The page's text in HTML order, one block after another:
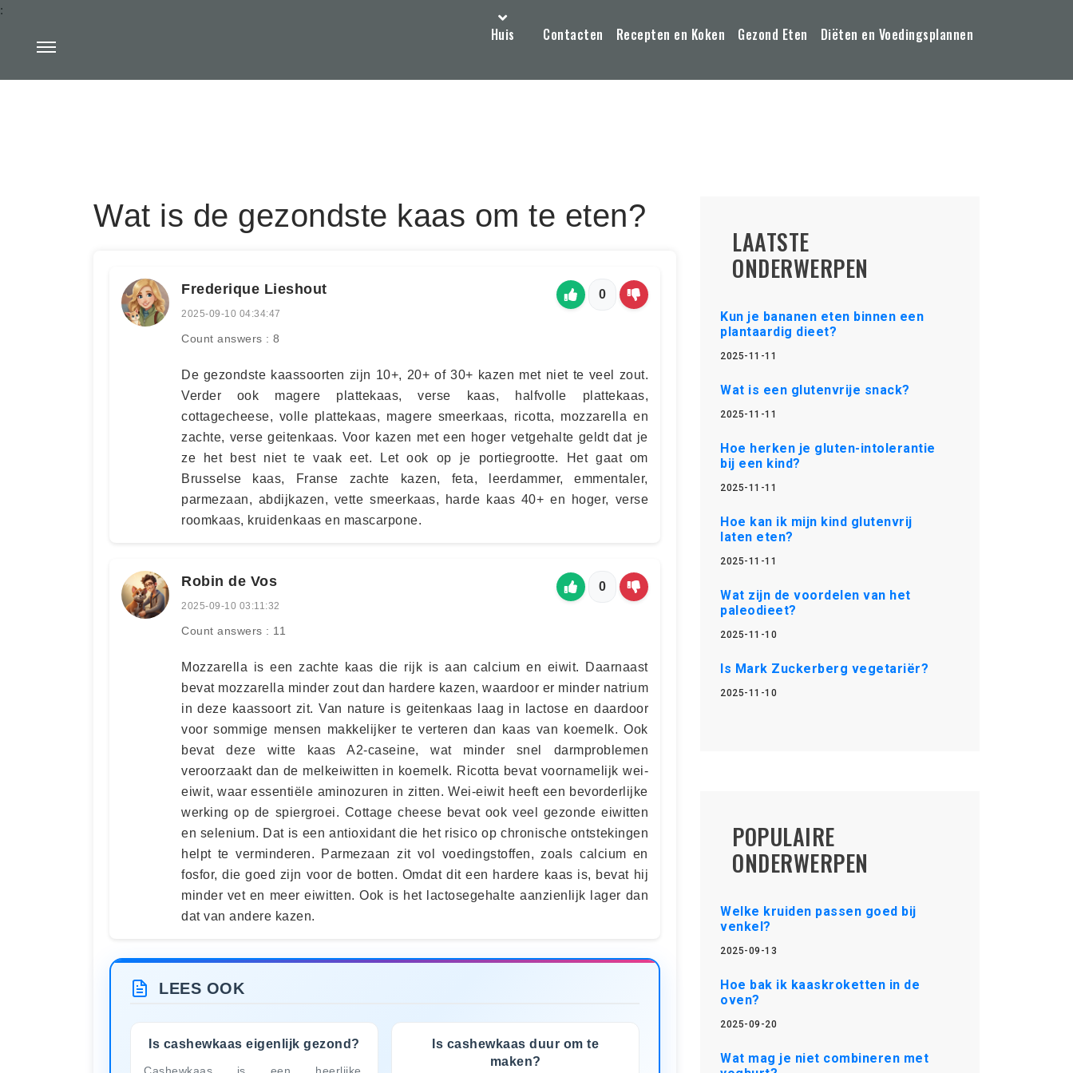
Huis Contacten Recepten en Koken Gezond Eten Diëten en Voedingsplannen
:
Wat is de gezondste kaas om te eten?
Frederique Lieshout
2025-09-10 04:34:47
Count answers : 8
0
De gezondste kaassoorten zijn 10+, 20+ of 30+ kazen met niet te veel zout.
Verder ook magere plattekaas, verse kaas, halfvolle plattekaas,
cottagecheese, volle plattekaas, magere smeerkaas, ricotta, mozzarella en
zachte, verse geitenkaas. Voor kazen met een hoger vetgehalte geldt dat je
ze het best niet te vaak eet. Let ook op je portiegrootte. Het gaat om
Brusselse kaas, Franse zachte kazen, feta, leerdammer, emmentaler,
parmezaan, abdijkazen, vette smeerkaas, harde kaas 40+ en hoger, verse
roomkaas, kruidenkaas en mascarpone.
Robin de Vos
2025-09-10 03:11:32
Count answers : 11
0
Mozzarella is een zachte kaas die rijk is aan calcium en eiwit. Daarnaast
bevat mozzarella minder zout dan hardere kazen, waardoor er minder natrium
in deze kaassoort zit. Van nature is geitenkaas laag in lactose en daardoor
voor sommige mensen makkelijker te verteren dan kaas van koemelk. Ook
bevat deze witte kaas A2-caseine, wat minder snel darmproblemen
veroorzaakt dan de melkeiwitten in koemelk. Ricotta bevat voornamelijk wei-
eiwit, waar essentiële aminozuren in zitten. Wei-eiwit heeft een bevorderlijke
werking op de spiergroei. Cottage cheese bevat ook veel gezonde eiwitten
en selenium. Dat is een antioxidant die het risico op chronische ontstekingen
helpt te verminderen. Parmezaan zit vol voedingstoffen, zoals calcium en
fosfor, die goed zijn voor de botten. Omdat dit een hardere kaas is, bevat hij
minder vet en meer eiwitten. Ook is het lactosegehalte aanzienlijk lager dan
dat van andere kazen.
LEES OOK
Is cashewkaas eigenlijk gezond?
Is cashewkaas duur om te
maken?
LAATSTE
ONDERWERPEN
Kun je bananen eten binnen een
plantaardig dieet?
2025-11-11
Wat is een glutenvrije snack?
2025-11-11
Hoe herken je gluten-intolerantie
bij een kind?
2025-11-11
Hoe kan ik mijn kind glutenvrij
laten eten?
2025-11-11
Wat zijn de voordelen van het
paleodieet?
2025-11-10
Is Mark Zuckerberg vegetariër?
2025-11-10
POPULAIRE
ONDERWERPEN
Welke kruiden passen goed bij
venkel?
2025-09-13
Hoe bak ik kaaskroketten in de
oven?
2025-09-20
Wat mag je niet combineren met